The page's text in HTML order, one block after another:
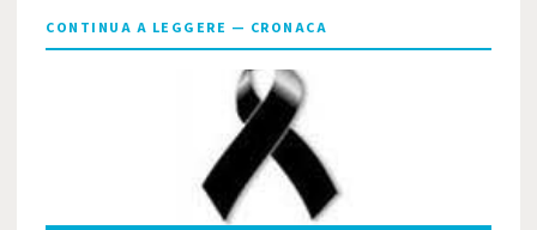
CONTINUA A LEGGERE — CRONACA